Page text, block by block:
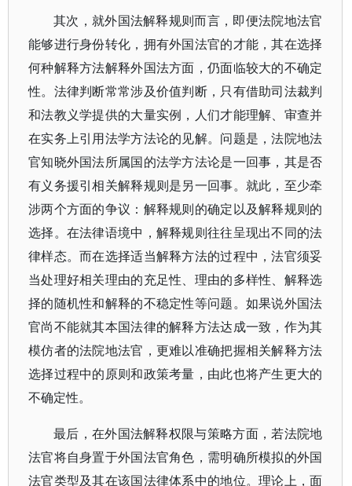
其次，就外国法解释规则而言，即便法院地法官
能够进行身份转化，拥有外国法官的才能，其在选择
何种解释方法解释外国法方面，仍面临较大的不确定
性。法律判断常常涉及价值判断，只有借助司法裁判
和法教义学提供的大量实例，人们才能理解、审查并
在实务上引用法学方法论的见解。问题是，法院地法
官知晓外国法所属国的法学方法论是一回事，其是否
有义务援引相关解释规则是另一回事。就此，至少牵
涉两个方面的争议：解释规则的确定以及解释规则的
选择。在法律语境中，解释规则往往呈现出不同的法
律样态。而在选择适当解释方法的过程中，法官须妥
当处理好相关理由的充足性、理由的多样性、解释选
择的随机性和解释的不稳定性等问题。如果说外国法
官尚不能就其本国法律的解释方法达成一致，作为其
模仿者的法院地法官，更难以准确把握相关解释方法
选择过程中的原则和政策考量，由此也将产生更大的
不确定性。
最后，在外国法解释权限与策略方面，若法院地
法官将自身置于外国法官角色，需明确所模拟的外国
法官类型及其在该国法律体系中的地位。理论上，面